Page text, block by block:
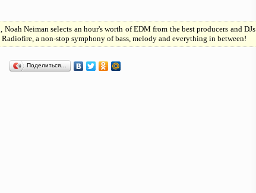
Neiman selects an hour's worth of EDM from the best producers and DJs
a non-stop symphony of bass, melody and everything in between!
Поделиться…